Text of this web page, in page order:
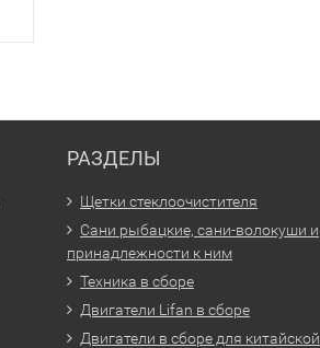
РАЗДЕЛЫ
Щетки стеклоочистителя
Сани рыбацкие, сани-волокуши и
принадлежности к ним
Техника в сборе
Двигатели Lifan в сборе
Двигатели в сборе для китайской